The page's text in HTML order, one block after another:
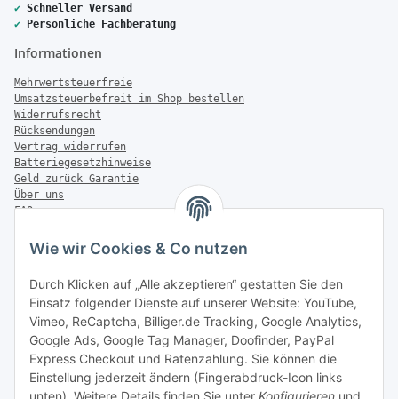
Wie wir Cookies & Co nutzen
Durch Klicken auf „Alle akzeptieren“ gestatten Sie den
Einsatz folgender Dienste auf unserer Website: YouTube,
Vimeo, ReCaptcha, Billiger.de Tracking, Google Analytics,
Google Ads, Google Tag Manager, Doofinder, PayPal
Express Checkout und Ratenzahlung. Sie können die
Einstellung jederzeit ändern (Fingerabdruck-Icon links
✔ Schneller Versand
✔ Persönliche Fachberatung
Informationen
Mehrwertsteuerfreie
Umsatzsteuerbefreit im Shop bestellen
Widerrufsrecht
Rücksendungen
Vertrag widerrufen
Batteriegesetzhinweise
Geld zurück Garantie
Über uns
FAQ
Zahlung & Versand
Versandinformationen